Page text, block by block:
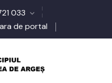
033
de portal